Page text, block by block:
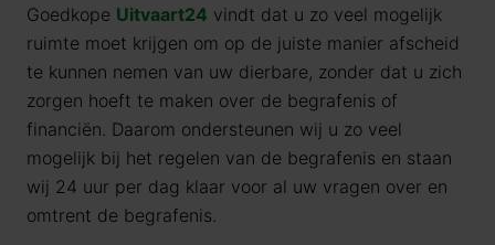
Goedkope Uitvaart24 vindt dat u zo veel mogelijk
ruimte moet krijgen om op de juiste manier afscheid
te kunnen nemen van uw dierbare, zonder dat u zich
zorgen hoeft te maken over de begrafenis of
financiën. Daarom ondersteunen wij u zo veel
mogelijk bij het regelen van de begrafenis en staan
wij 24 uur per dag klaar voor al uw vragen over en
omtrent de begrafenis.